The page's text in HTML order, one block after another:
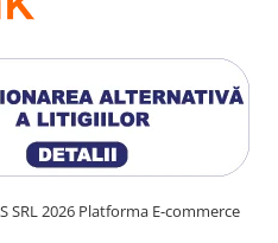
SRL 2026 Platforma E-commerce